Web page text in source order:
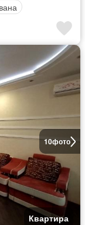
10фото
Квартира